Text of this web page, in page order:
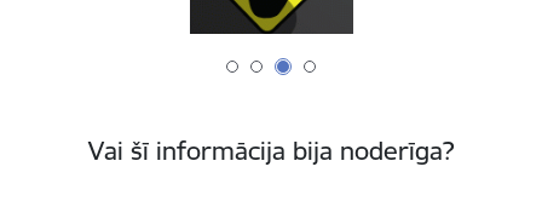
Vai šī informācija bija noderīga?